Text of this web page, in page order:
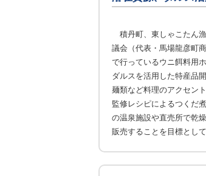
積丹町、東しゃこたん
議会（代表・馬場龍彦町
で行っているウニ餌料用
ダルスを活用した特産品
麺類など料理のアクセン
監修レシピによるつくだ
の温泉施設や直売所で乾
販売することを目標として